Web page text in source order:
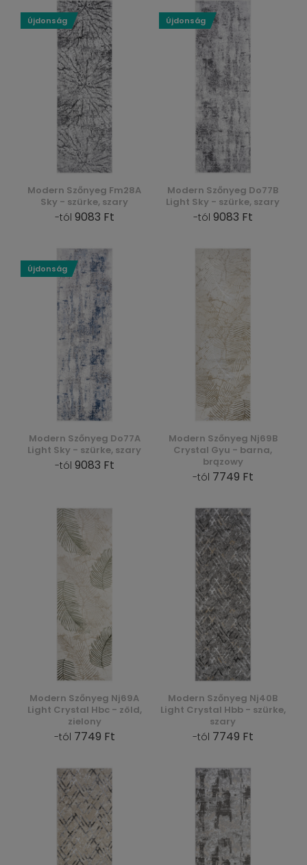
Modern Szőnyeg Fm28A
Sky - szürke, szary
-tól 9083 Ft
Újdonság
Modern Szőnyeg Do77B
Light Sky - szürke, szary
-tól 9083 Ft
Újdonság
Modern Szőnyeg Do77A
Light Sky - szürke, szary
-tól 9083 Ft
Újdonság
Modern Szőnyeg Nj69B
Crystal Gyu - barna,
brązowy
-tól 7749 Ft
Modern Szőnyeg Nj69A
Light Crystal Hbc - zöld,
zielony
-tól 7749 Ft
Modern Szőnyeg Nj40B
Light Crystal Hbb - szürke,
szary
-tól 7749 Ft